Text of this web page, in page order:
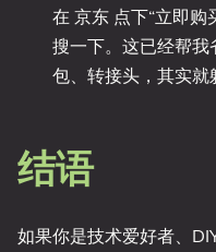
在 京东 点下“立即
搜一下。这已经帮
包、转接头，其实就
结语
如果你是技术爱好者、